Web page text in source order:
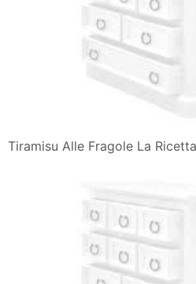
Tiramisu Alle Fragole La